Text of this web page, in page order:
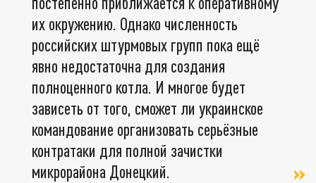
их окружению. Однако численность
российских штурмовых групп пока ещё
явно недостаточна для создания
полноценного котла. И многое будет
зависеть от того, сможет ли украинское
командование организовать серьёзные
контратаки для полной зачистки
микрорайона Донецкий.